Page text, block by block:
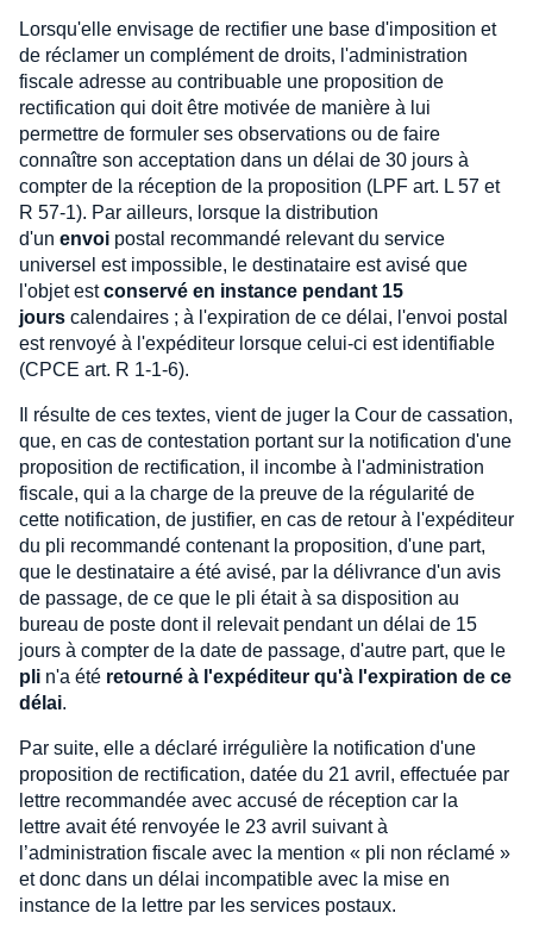
Lorsqu'elle envisage de rectifier une base d'imposition et
de réclamer un complément de droits, l'administration
fiscale adresse au contribuable une proposition de
rectification qui doit être motivée de manière à lui
permettre de formuler ses observations ou de faire
connaître son acceptation dans un délai de 30 jours à
compter de la réception de la proposition (LPF art. L 57 et
R 57-1). Par ailleurs, lorsque la distribution
d'un envoi postal recommandé relevant du service
universel est impossible, le destinataire est avisé que
l'objet estconservé en instance pendant 15
jours calendaires ; à l'expiration de ce délai, l'envoi postal
est renvoyé à l'expéditeur lorsque celui-ci est identifiable
(CPCE art. R 1-1-6).
Il résulte de ces textes, vient de juger la Cour de cassation,
que, en cas de contestation portant sur la notification d'une
proposition de rectification, il incombe à l'administration
fiscale, qui a la charge de la preuve de la régularité de
cette notification, de justifier, en cas de retour à l'expéditeur
du pli recommandé contenant la proposition, d'une part,
que le destinataire a été avisé, par la délivrance d'un avis
de passage, de ce que le pli était à sa disposition au
bureau de poste dont il relevait pendant un délai de 15
jours à compter de la date de passage, d'autre part, que le
pli n'a été retourné à l'expéditeur qu'à l'expiration de ce
délai.
Par suite, elle a déclaré irrégulière la notification d'une
proposition de rectification, datée du 21 avril, effectuée par
lettre recommandée avec accusé de réception car la
lettre avait été renvoyée le 23 avril suivant à
l’administration fiscale avec la mention « pli non réclamé »
et donc dans un délai incompatible avec la mise en
instance de la lettre par les services postaux.